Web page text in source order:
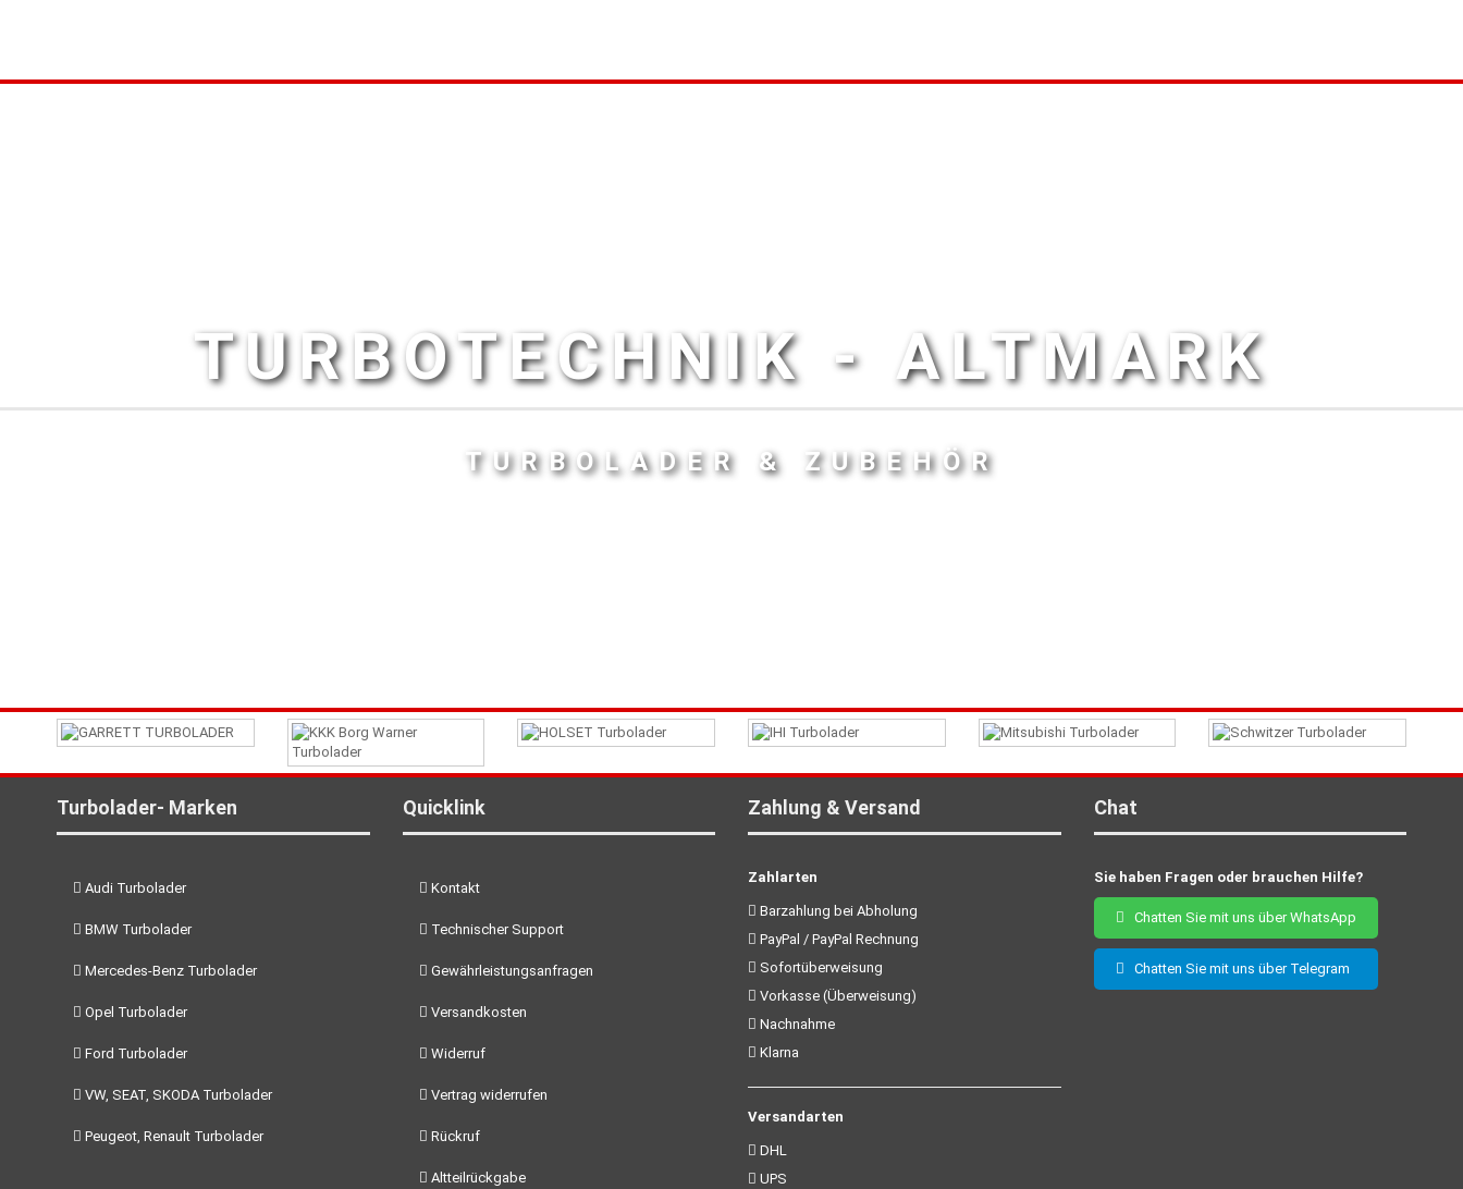
TURBOTECHNIK - ALTMARK
TURBOLADER & ZUBEHÖR
Turbolader- Marken
Audi Turbolader
BMW Turbolader
Mercedes-Benz Turbolader
Opel Turbolader
Ford Turbolader
VW, SEAT, SKODA Turbolader
Peugeot, Renault Turbolader
Quicklink
Kontakt
Technischer Support
Gewährleistungsanfragen
Versandkosten
Widerruf
Vertrag widerrufen
Rückruf
Altteilrückgabe
Zahlung & Versand
Zahlarten
Barzahlung bei Abholung
PayPal / PayPal Rechnung
Sofortüberweisung
Vorkasse (Überweisung)
Nachnahme
Klarna
Versandarten
DHL
UPS
Chat
Sie haben Fragen oder brauchen Hilfe?
Chatten Sie mit uns über WhatsApp
Chatten Sie mit uns über Telegram